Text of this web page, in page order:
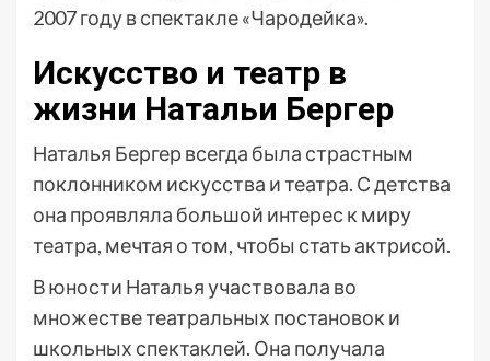
2007 году в спектакле «Чародейка».
Искусство и театр в
жизни Натальи Бергер
Наталья Бергер всегда была страстным
поклонником искусства и театра. С детства
она проявляла большой интерес к миру
театра, мечтая о том, чтобы стать актрисой.
В юности Наталья участвовала во
множестве театральных постановок и
школьных спектаклей. Она получала